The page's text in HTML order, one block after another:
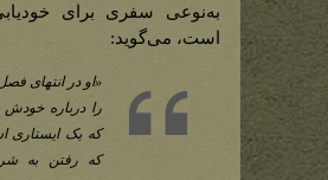
به‌نوعی سفری برای
است، می‌گوید:
را درباره خودش
که یک ایستاری
که رفتن به